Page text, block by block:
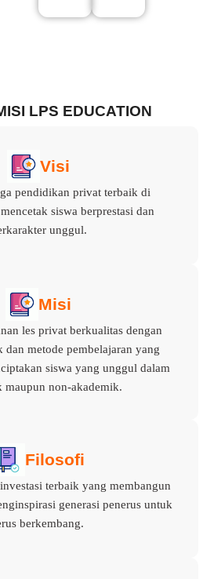
LPS EDUCATION
Visi
pendidikan privat terbaik di
siswa berprestasi dan
unggul.
Misi
les privat berkualitas dengan
dan metode pembelajaran yang
siswa yang unggul dalam
maupun non-akademik.
Filosofi
terbaik yang membangun
generasi penerus untuk
berkembang.